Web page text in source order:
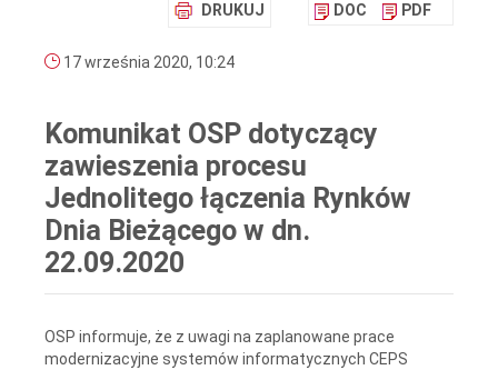
DRUKUJ DOC PDF
17 września 2020, 10:24
Komunikat OSP dotyczący
zawieszenia procesu
Jednolitego łączenia Rynków
Dnia Bieżącego w dn.
22.09.2020
OSP informuje, że z uwagi na zaplanowane prace
modernizacyjne systemów informatycznych CEPS